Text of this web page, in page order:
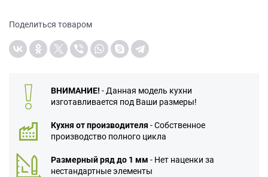
Поделиться товаром
ВНИМАНИЕ! - Данная модель кухни
изготавливается под Ваши размеры!
Кухня от производителя - Собственное
производство полного цикла
Размерный ряд до 1 мм - Нет наценки за
нестандартные элементы